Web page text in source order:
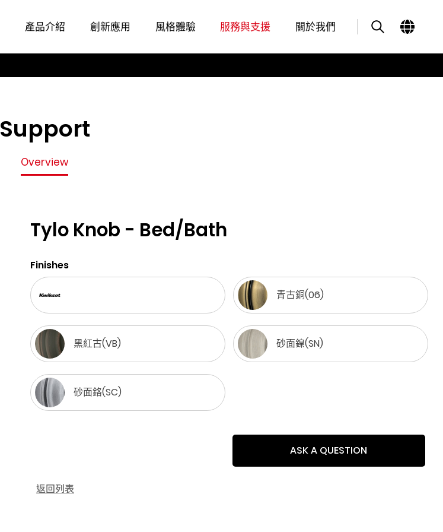
產品介紹 創新應用 風格體驗 服務與支援 關於我們
Support
Overview
Tylo Knob - Bed/Bath
Finishes
青古銅(06)
黑紅古(VB) 砂面鎳(SN)
砂面鉻(SC)
ASK A QUESTION
返回列表